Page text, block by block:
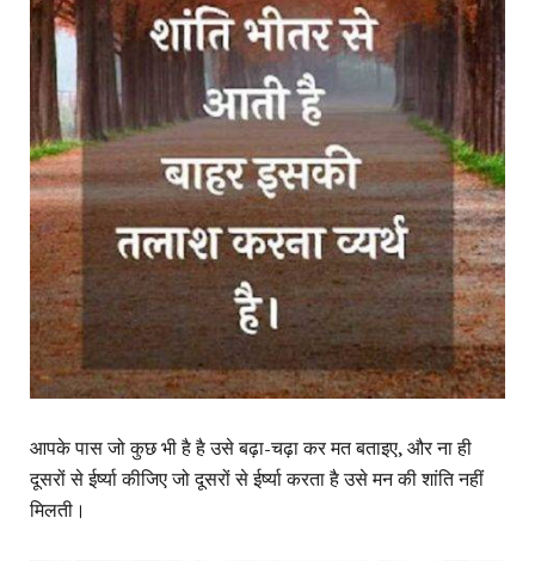
आपके पास जो कुछ भी है है उसे बढ़ा-चढ़ा कर मत बताइए, और ना ही
दूसरों से ईर्ष्या कीजिए जो दूसरों से ईर्ष्या करता है उसे मन की शांति नहीं
मिलती।